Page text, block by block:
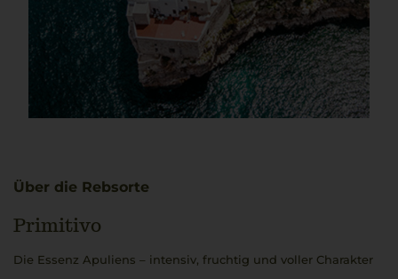
Über die Rebsorte
Primitivo
Die Essenz Apuliens – intensiv, fruchtig und voller Charakter